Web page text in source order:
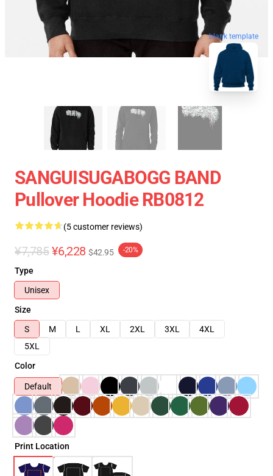
blank template
SANGUISUGABOGG BAND
Pullover Hoodie RB0812
(5 customer reviews)
¥7,785 ¥6,228 $42.95 -20%
Type
Unisex
Size
S
M L XL 2XL 3XL
4XL
5XL
Color
Default
Print Location